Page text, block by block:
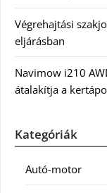
Végrehajtási
eljárásban
Navimow i210
átalakítja a
Kategóriák
Autó-motor